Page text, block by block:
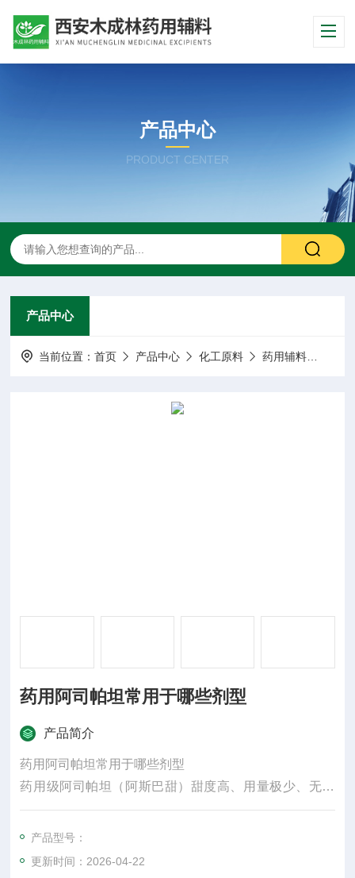
产品中心
PRODUCT CENTER
产品中心
当前位置：首页 产品中心 化工原料 药用辅料
药用阿司帕坦常用于哪些剂型
产品简介
药用阿司帕坦常用于哪些剂型
药用级阿司帕坦（阿斯巴甜）甜度高、用量极少、无糖
低热，主要用在对甜味要求高、又不能加太多糖的药品
里，是儿童药、无糖药、口崩 / 咀嚼片的标配矫味剂。
产品型号：
更新时间：2026-04-22